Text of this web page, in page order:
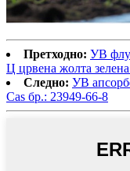
Претходно: УВ
Ц црвена жолта
Следно: УВ
Cas бр.: 23949-66-8